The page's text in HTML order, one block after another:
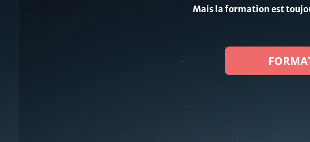
Mais la formation est